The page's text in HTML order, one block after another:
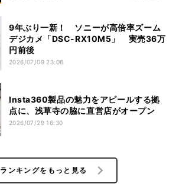
9年ぶり一新！ ソニーが高倍率ズーム
デジカメ「DSC-RX10M5」 実売36万
円前後
2026/07/09 23:06
Insta360製品の魅力をアピールする拠
点に、浅草寺の脇に直営店がオープン
2026/07/29 16:30
ランキングをもっと見る